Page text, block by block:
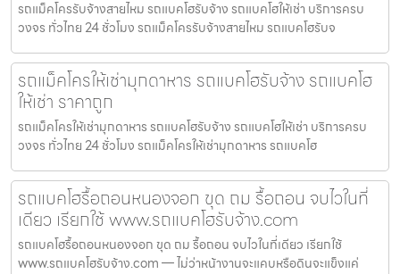
รถแม็คโครรับจ้างสายไหม รถแบคโฮรับจ้าง รถแบคโฮให้เช่า บริการครบ
วงจร ทั่วไทย 24 ชั่วโมง รถแม็คโครรับจ้างสายไหม รถแบคโฮรับจ
รถแม็คโครให้เช่ามุกดาหาร รถแบคโฮรับจ้าง รถแบคโฮ
ให้เช่า ราคาถูก
รถแม็คโครให้เช่ามุกดาหาร รถแบคโฮรับจ้าง รถแบคโฮให้เช่า บริการครบ
วงจร ทั่วไทย 24 ชั่วโมง รถแม็คโครให้เช่ามุกดาหาร รถแบคโฮ
รถแบคโฮรื้อถอนหนองจอก ขุด ถม รื้อถอน จบไวในที่
เดียว เรียกใช้ www.รถแบคโฮรับจ้าง.com
รถแบคโฮรื้อถอนหนองจอก ขุด ถม รื้อถอน จบไวในที่เดียว เรียกใช้
www.รถแบคโฮรับจ้าง.com — ไม่ว่าหน้างานจะแคบหรือดินจะแข็งแค่